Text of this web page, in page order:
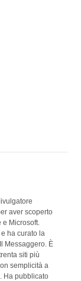
aver scoperto
Microsoft.
ha curato la
Messaggero. È
siti più
semplicità a
Ha pubblicato